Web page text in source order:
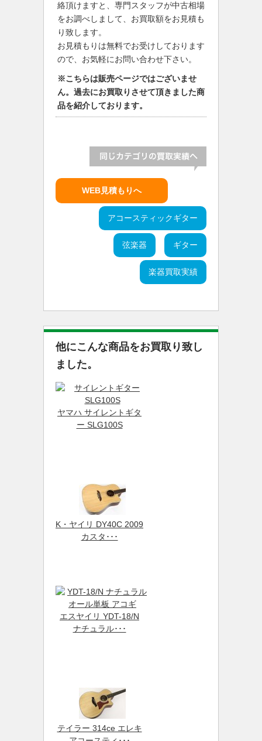
絡頂けますと、専門スタッフが中古相場
をお調べしまして、お買取額をお見積も
り致します。
お見積もりは無料でお受けしております
ので、お気軽にお問い合わせ下さい。
※こちらは販売ページではございませ
ん。過去にお買取りさせて頂きました商
品を紹介しております。
WEB見積もりへ
アコースティックギター
ギター
弦楽器
楽器買取実績
他にこんな商品をお買取り致し
ました。
ヤマハ サイレントギタ
ー SLG100S
K・ヤイリ DY40C 2009
カスタ･･･
エスヤイリ YDT-18/N
ナチュラル･･･
テイラー 314ce エレキ